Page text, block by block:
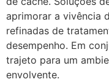
aprimorar a vivência
refinadas de
desempenho. Em
trajeto para um
envolvente.